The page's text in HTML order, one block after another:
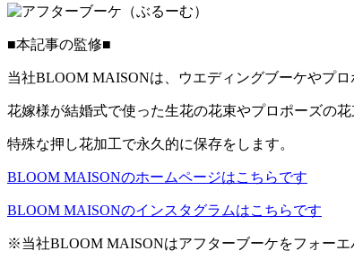
■本記事の監修■
当社BLOOM MAISONは、ウエディングブーケやプ
花嫁様が結婚式で使った生花の花束やプロポーズの花
特殊な押し花加工で永久的に保存をします。
BLOOM MAISONのホームページはこちらです
BLOOM MAISONのインスタグラムはこちらです
※当社BLOOM MAISONはアフターブーケをフォー